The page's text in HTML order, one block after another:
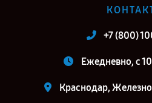
+7 (800)
Ежедневно, с
Краснодар,